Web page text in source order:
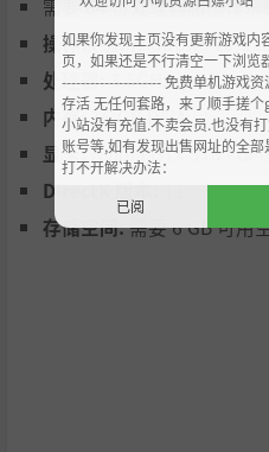
合在一起使用。活用二段跳
开射弹，但永远不要长时间
需要 64 位处理器和操作系统
操作系统:Windows 10/11
处理器:3.5GHz quad
内存:16 GB RAM
显卡:Nvidia GTX 970 - or
DirectX 版本:
存储空间:需要 6 GB 可用
如果你发现主页没有更新游戏内
页，如果还是不行清空一下浏览
--------------------- 免费单机游戏
存活 无任何套路，来了顺手搓
小站没有充值.不卖会员.也没有
账号等,如有发现出售网址的全
打不开解决办法：
已阅